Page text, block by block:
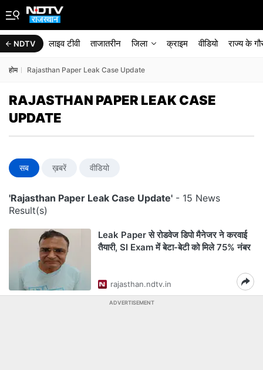
NDTV लाइव टीवी ताजातरीन जिला क्राइम वीडियो राज्‍य के
होम Rajasthan Paper Leak Case Update
RAJASTHAN PAPER LEAK CASE
UPDATE
सब ख़बरें वीडियो
'Rajasthan Paper Leak Case Update' - 15 News
Result(s)
Leak Paper से रोडवेज डिपो मैनेजर ने करवाई
तैयारी, SI Exam में बेटा-बेटी को मिले 75% नंबर
rajasthan.ndtv.in
ADVERTISEMENT